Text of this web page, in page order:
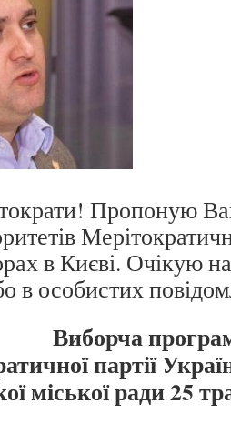
Пропоную
в Києві. Очікую
в особистих
Виборча
партії
міської ради 25